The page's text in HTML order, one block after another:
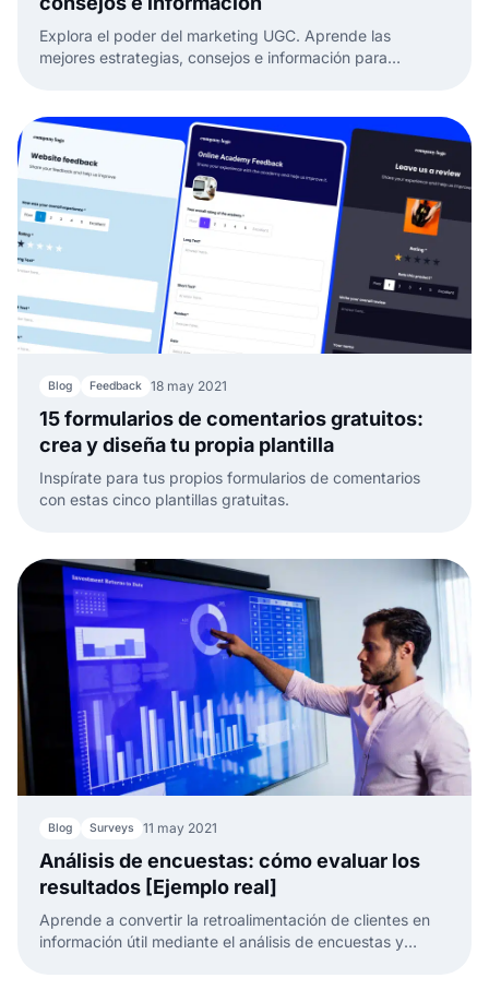
Explora el poder del marketing UGC. Aprende las
mejores estrategias, consejos e información para
Blog Feedback 18 may 2021
15 formularios de comentarios gratuitos:
crea y diseña tu propia plantilla
Inspírate para tus propios formularios de comentarios
con estas cinco plantillas gratuitas.
Blog Surveys 11 may 2021
Análisis de encuestas: cómo evaluar los
resultados [Ejemplo real]
Aprende a convertir la retroalimentación de clientes en
información útil mediante el análisis de encuestas y